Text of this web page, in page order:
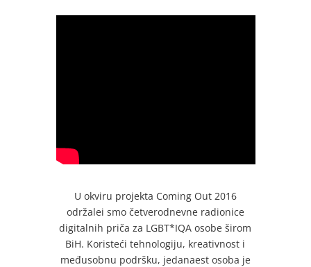
U okviru projekta Coming Out 2016
održalei smo četverodnevne radionice
digitalnih priča za LGBT*IQA osobe širom
BiH. Koristeći tehnologiju, kreativnost i
međusobnu podršku, jedanaest osoba je